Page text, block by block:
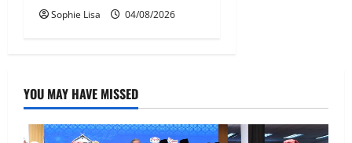
Sophie Lisa 04/08/2026
YOU MAY HAVE MISSED